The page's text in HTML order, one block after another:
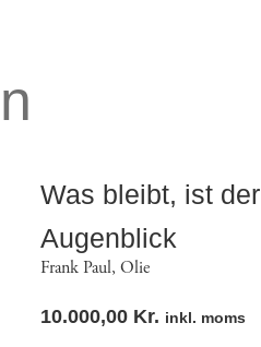
Was bleibt, ist der
Augenblick
Frank Paul, Olie
10.000,00 Kr. inkl. moms